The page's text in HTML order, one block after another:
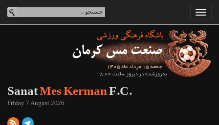
جمعه 15 مرداد ماه 1405
به‌روزشده در دیروز ساعت 18:24
SanatMes KermanF.C.
Friday 7 August 2026